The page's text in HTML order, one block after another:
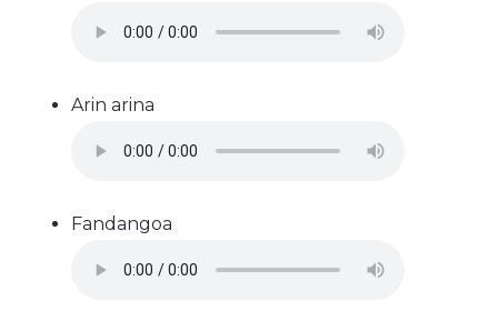
Arin arina
Fandangoa